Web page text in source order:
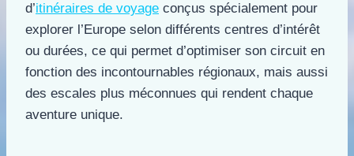
d’itinéraires de voyage conçus spécialement pour
explorer l’Europe selon différents centres d’intérêt
ou durées, ce qui permet d’optimiser son circuit en
fonction des incontournables régionaux, mais aussi
des escales plus méconnues qui rendent chaque
aventure unique.